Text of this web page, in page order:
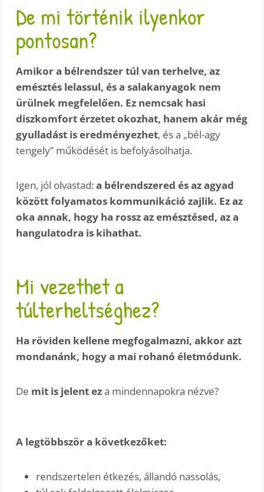
De mi történik ilyenkor
pontosan?
Amikor a bélrendszer túl van terhelve, az
emésztés lelassul, és a salakanyagok nem
ürülnek megfelelően. Ez nemcsak hasi
diszkomfort érzetet okozhat, hanem akár még
gyulladást is eredményezhet, és a „bél-agy
tengely” működését is befolyásolhatja.
Igen, jól olvastad:a bélrendszered és az agyad
között folyamatos kommunikáció zajlik. Ez az
oka annak, hogy ha rossz az emésztésed, az a
hangulatodra is kihathat.
Mi vezethet a
túlterheltséghez?
Ha röviden kellene megfogalmazni, akkor azt
mondanánk, hogy a mai rohanó életmódunk.
De mit is jelent eza mindennapokra nézve?
A legtöbbször a következőket:
rendszertelen étkezés, állandó nassolás,